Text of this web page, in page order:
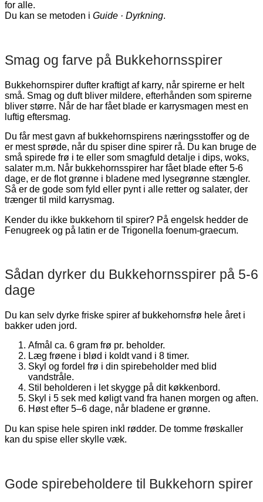
for alle.
Du kan se metoden i Guide · Dyrkning.
Smag og farve på Bukkehornsspirer
Bukkehornspirer dufter kraftigt af karry, når spirerne er helt
små. Smag og duft bliver mildere, efterhånden som spirerne
bliver større. Når de har fået blade er karrysmagen mest en
luftig eftersmag.
Du får mest gavn af bukkehornspirens næringsstoffer og de
er mest sprøde, når du spiser dine spirer rå. Du kan bruge de
små spirede frø i te eller som smagfuld detalje i dips, woks,
salater m.m. Når bukkehornsspirer har fået blade efter 5-6
dage, er de flot grønne i bladene med lysegrønne stængler.
Så er de gode som fyld eller pynt i alle retter og salater, der
trænger til mild karrysmag.
Kender du ikke bukkehorn til spirer? På engelsk hedder de
Fenugreek og på latin er de Trigonella foenum-graecum.
Sådan dyrker du Bukkehornsspirer på 5-6
dage
Du kan selv dyrke friske spirer af bukkehornsfrø hele året i
bakker uden jord.
Afmål ca. 6 gram frø pr. beholder.
Læg frøene i blød i koldt vand i 8 timer.
Skyl og fordel frø i din spirebeholder med blid
vandstråle.
Stil beholderen i let skygge på dit køkkenbord.
Skyl i 5 sek med køligt vand fra hanen morgen og aften.
Høst efter 5–6 dage, når bladene er grønne.
Du kan spise hele spiren inkl rødder. De tomme frøskaller
kan du spise eller skylle væk.
Gode spirebeholdere til Bukkehorn spirer